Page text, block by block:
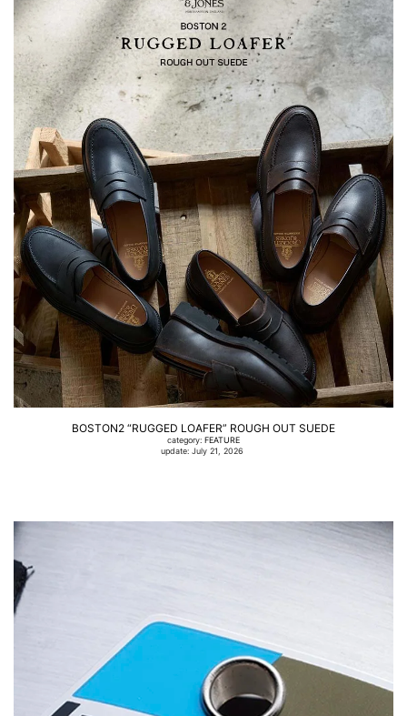
BOSTON2 “RUGGED LOAFER” ROUGH OUT SUEDE
category: FEATURE
update: July 21, 2026